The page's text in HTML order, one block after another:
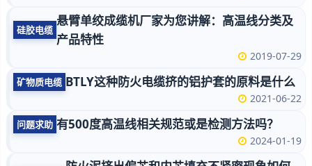
硅胶电缆
悬臂单绞成缆机厂家为您讲解：高温线分类及
产品特性
2019-07-29
矿物质电缆 BTLY这种防火电缆挤的铝护套的原料是什么
2021-06-22
问题求助 有500度高温线相关规范或是检测方法吗？
2024-01-19